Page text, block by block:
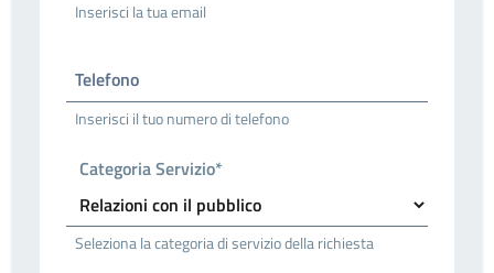
Inserisci la tua email
Telefono
Inserisci il tuo numero di telefono
Categoria Servizio*
Seleziona la categoria di servizio della richiesta